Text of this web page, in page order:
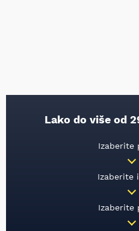
Lako do više od
Izaberite
Izaberite
Izaberite